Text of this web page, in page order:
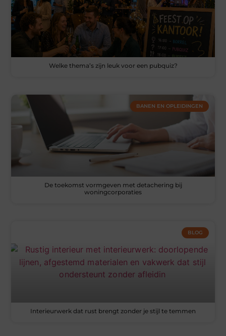
Welke thema’s zijn leuk voor een pubquiz?
BANEN EN OPLEIDINGEN
De toekomst vormgeven met detachering bij
woningcorporaties
BLOG
Interieurwerk dat rust brengt zonder je stijl te temmen